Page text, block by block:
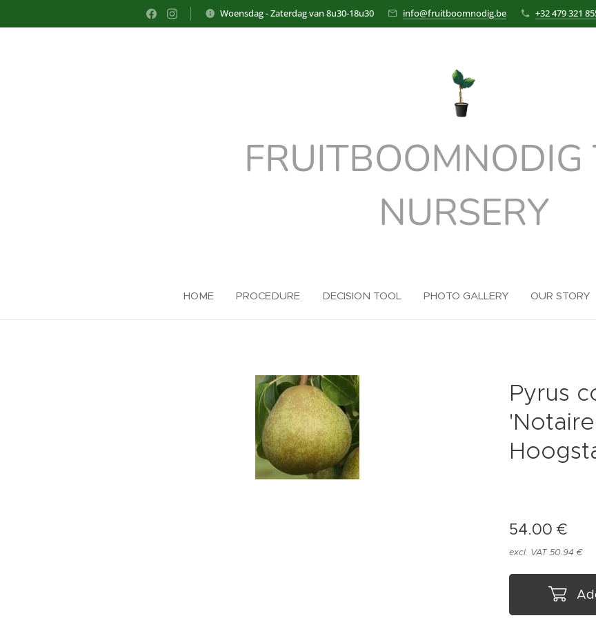
Woensdag - Zaterdag van 8u30-18u30 info@fruitboomnodig.be +32 479 321
FRUITBOOMNODIG
NURSERY
HOME PROCEDURE DECISION TOOL PHOTO GALLERY OUR STORY
Pyrus
54.00 €
excl. VAT 50.94 €